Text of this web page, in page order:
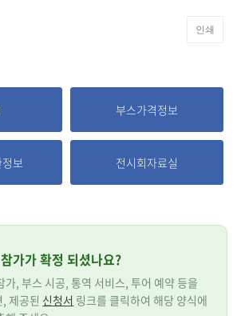
인쇄
부스가격정보
보 전시회자료실
가가 확정 되셨나요?
가, 부스 시공, 통역 서비스, 투어 예약 등을
제공된 신청서 링크를 클릭하여 해당 양식에